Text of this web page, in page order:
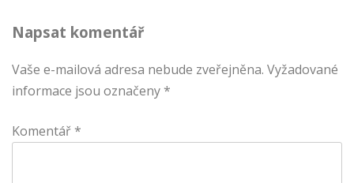
Napsat komentář
Vaše e-mailová adresa nebude zveřejněna. Vyžadované
informace jsou označeny *
Komentář *